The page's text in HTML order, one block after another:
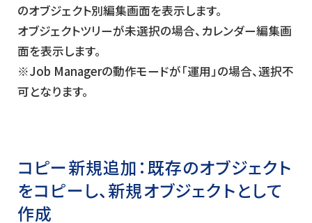
のオブジェクト別編集画面を表示します。
オブジェクトツリーが未選択の場合、カレンダー編集画
面を表示します。
※Job Managerの動作モードが「運用」の場合、選択不
可となります。
コピー新規追加：既存のオブジェクト
をコピーし、新規オブジェクトとして
作成